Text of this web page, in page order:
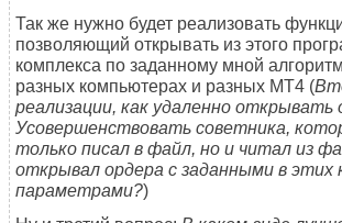
Так же нужно будет реализовать
позволяющий открывать из этого
комплекса по заданному мной
разных компьютерах и разных MT4 (
реализации, как удаленно открывать
Усовершенствовать советника,
только писал в файл, но и читал из
открывал ордера с заданными в этих
параметрами?)